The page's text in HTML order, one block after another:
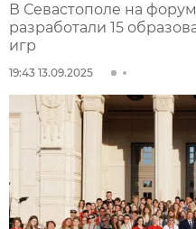
В Севастополе на
разработали 15
игр
19:43 13.09.2025